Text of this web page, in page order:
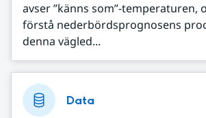
avser ”känns som”-temperaturen,
förstå nederbördsprognosens
denna vägled...
Data